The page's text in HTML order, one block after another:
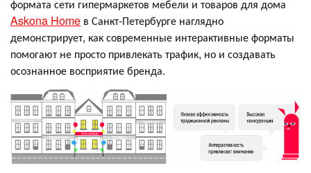
формата сети гипермаркетов мебели и товаров для дома
Askona Home в Санкт-Петербурге наглядно
демонстрирует, как современные интерактивные форматы
помогают не просто привлекать трафик, но и создавать
осознанное восприятие бренда.